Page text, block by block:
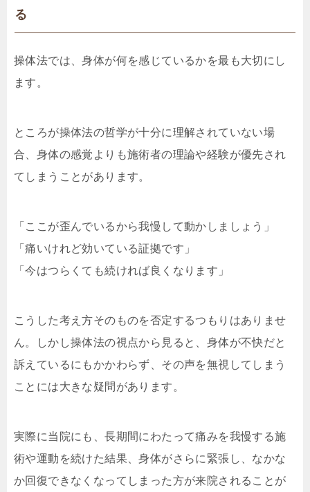
る
操体法では、身体が何を感じているかを最も大切にし
ます。
ところが操体法の哲学が十分に理解されていない場
合、身体の感覚よりも施術者の理論や経験が優先され
てしまうことがあります。
「ここが歪んでいるから我慢して動かしましょう」
「痛いけれど効いている証拠です」
「今はつらくても続ければ良くなります」
こうした考え方そのものを否定するつもりはありませ
ん。しかし操体法の視点から見ると、身体が不快だと
訴えているにもかかわらず、その声を無視してしまう
ことには大きな疑問があります。
実際に当院にも、長期間にわたって痛みを我慢する施
術や運動を続けた結果、身体がさらに緊張し、なかな
か回復できなくなってしまった方が来院されることが